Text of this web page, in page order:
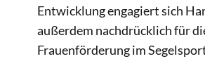
Entwicklung engagiert sich
außerdem nachdrücklich für
Frauenförderung im